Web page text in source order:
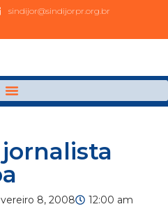
sindijor@sindijorpr.org.br
8, 2008 12:00 am